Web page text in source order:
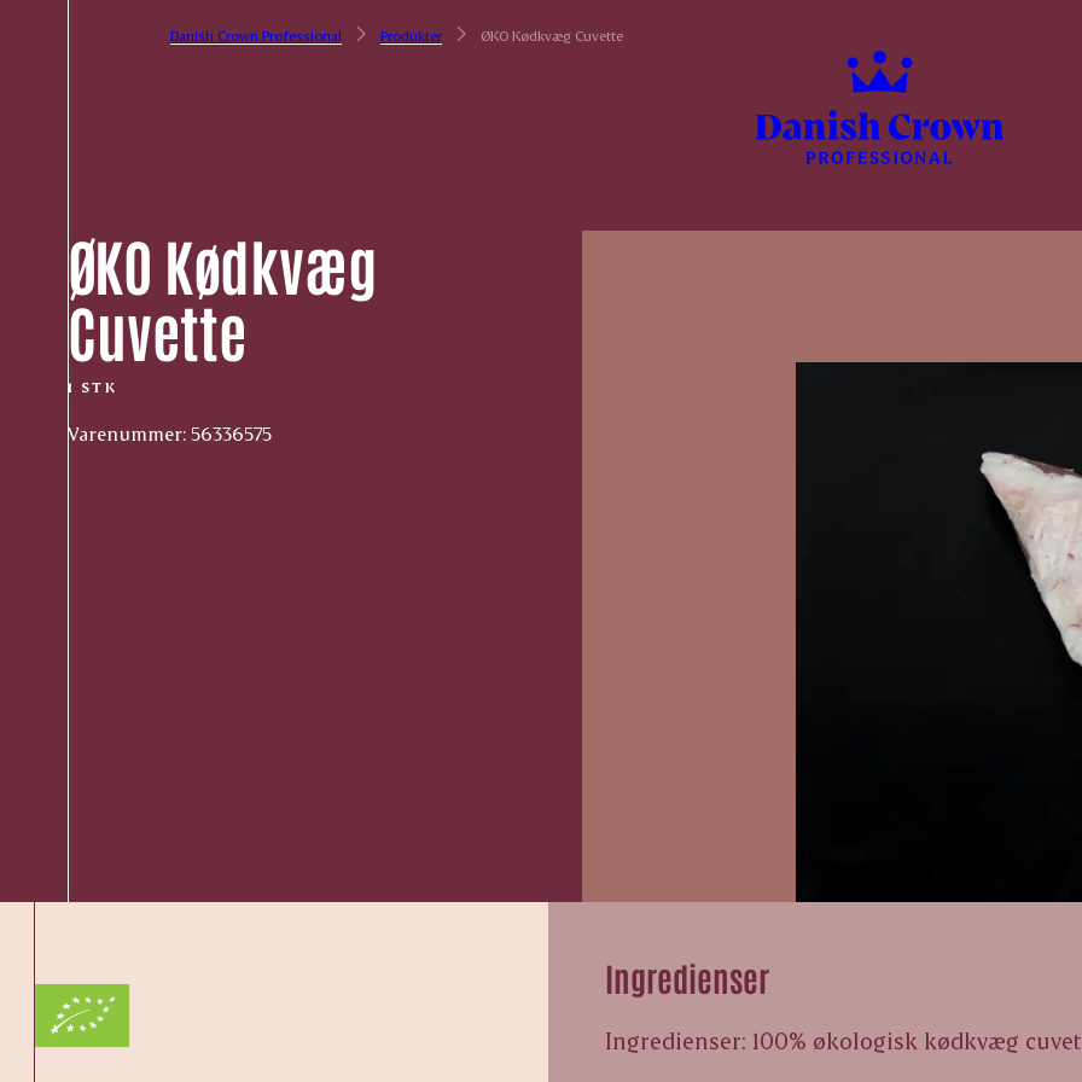
Danish Crown Professional Produkter ØKO Kødkvæg Cuvette
ØKO Kødkvæg
Cuvette
1 STK
Varenummer: 56336575
Ingredienser
Ingredienser: 100% økologisk kødkvæg